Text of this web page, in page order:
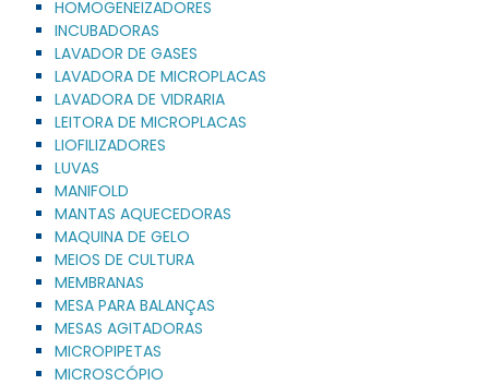
HOMOGENEIZADORES
INCUBADORAS
LAVADOR DE GASES
LAVADORA DE MICROPLACAS
LAVADORA DE VIDRARIA
LEITORA DE MICROPLACAS
LIOFILIZADORES
LUVAS
MANIFOLD
MANTAS AQUECEDORAS
MAQUINA DE GELO
MEIOS DE CULTURA
MEMBRANAS
MESA PARA BALANÇAS
MESAS AGITADORAS
MICROPIPETAS
MICROSCÓPIO